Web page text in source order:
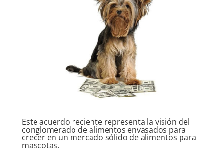
Este acuerdo reciente representa la visión del
conglomerado de alimentos envasados ​​para
crecer en un mercado sólido de alimentos para
mascotas.